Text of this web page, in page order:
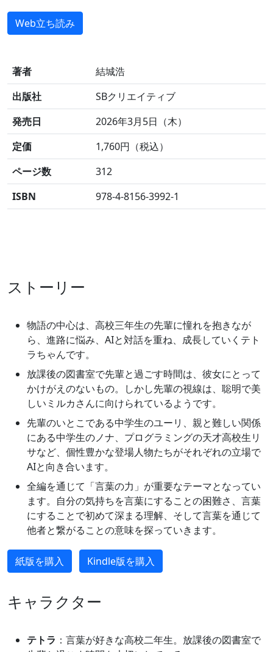
Web立ち読み
著者
結城浩
出版社
SBクリエイティブ
発売日
2026年3月5日（木）
定価
1,760円（税込）
ページ数
312
ISBN
978-4-8156-3992-1
ストーリー
物語の中心は、高校三年生の先輩に憧れを抱きなが
ら、進路に悩み、AIと対話を重ね、成長していくテト
ラちゃんです。
放課後の図書室で先輩と過ごす時間は、彼女にとって
かけがえのないもの。しかし先輩の視線は、聡明で美
しいミルカさんに向けられているようです。
先輩のいとこである中学生のユーリ、親と難しい関係
にある中学生のノナ、プログラミングの天才高校生リ
サなど、個性豊かな登場人物たちがそれぞれの立場で
AIと向き合います。
全編を通じて「言葉の力」が重要なテーマとなってい
ます。自分の気持ちを言葉にすることの困難さ、言葉
にすることで初めて深まる理解、そして言葉を通じて
他者と繋がることの意味を探っていきます。
紙版を購入 Kindle版を購入
キャラクター
テトラ ：言葉が好きな高校二年生。放課後の図書室で